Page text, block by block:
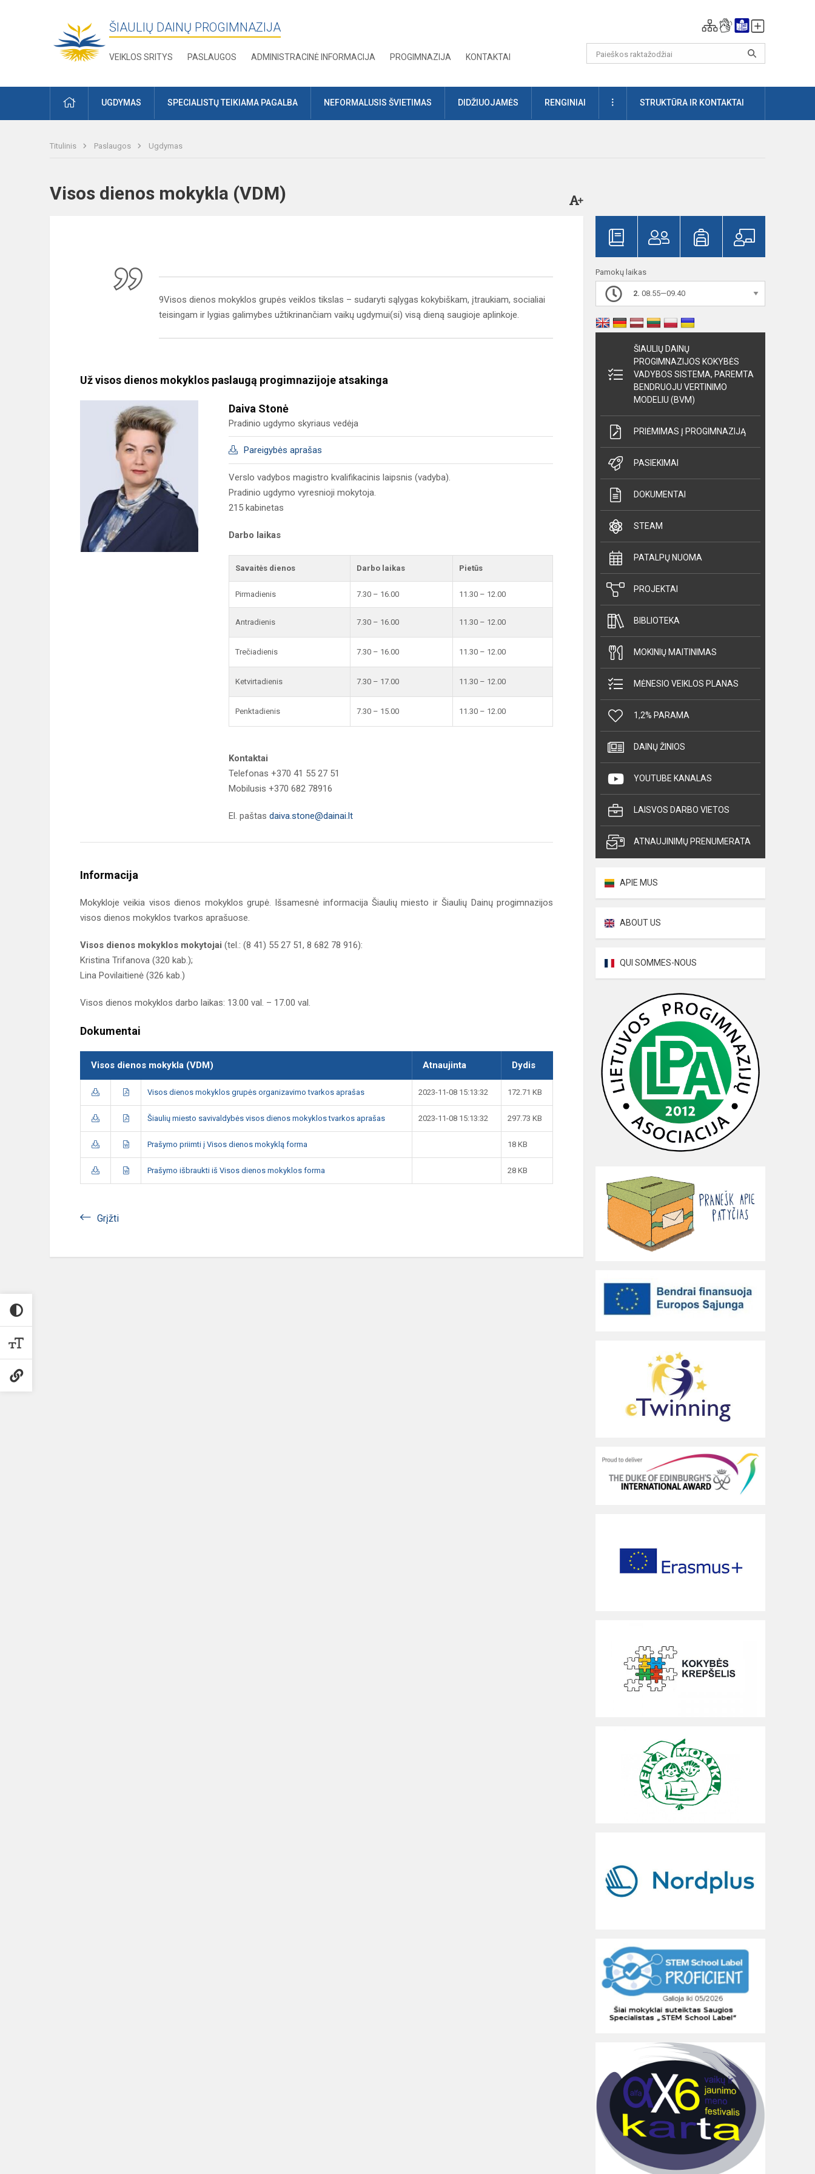
ŠIAULIŲ DAINŲ PROGIMNAZIJA
VEIKLOS SRITYS PASLAUGOS ADMINISTRACINĖ INFORMACIJA PROGIMNAZIJA KONTAKTAI
PRADŽIAUGDYMAS SPECIALISTŲ TEIKIAMA PAGALBA NEFORMALUSIS ŠVIETIMAS DIDŽIUOJAMĖS RENGINIAI DAUGIAUSTRUKTŪRA IR KONTAKTAI
Titulinis Paslaugos Ugdymas
Visos dienos mokykla (VDM)
9Visos dienos mokyklos grupės veiklos tikslas – sudaryti sąlygas kokybiškam, įtraukiam, socialiai
teisingam ir lygias galimybes užtikrinančiam vaikų ugdymui(si) visą dieną saugioje aplinkoje.
Už visos dienos mokyklos paslaugą progimnazijoje atsakinga
Daiva Stonė
Pradinio ugdymo skyriaus vedėja
Pareigybės aprašas
Verslo vadybos magistro kvalifikacinis laipsnis (vadyba).
Pradinio ugdymo vyresnioji mokytoja.
215 kabinetas
Darbo laikas
Savaitės dienos Darbo laikas Pietūs
Pirmadienis 7.30 – 16.00 11.30 – 12.00
Antradienis 7.30 – 16.00 11.30 – 12.00
Trečiadienis 7.30 – 16.00 11.30 – 12.00
Ketvirtadienis 7.30 – 17.00 11.30 – 12.00
Penktadienis 7.30 – 15.00 11.30 – 12.00
Kontaktai
Telefonas +370 41 55 27 51
Mobilusis +370 682 78916
El. paštas daiva.stone@dainai.lt
Informacija
Mokykloje veikia visos dienos mokyklos grupė. Išsamesnė informacija Šiaulių miesto ir Šiaulių Dainų progimnazijos
visos dienos mokyklos tvarkos aprašuose.
Visos dienos mokyklos mokytojai (tel.: (8 41) 55 27 51, 8 682 78 916):
Kristina Trifanova (320 kab.);
Lina Povilaitienė (326 kab.)
Visos dienos mokyklos darbo laikas: 13.00 val. – 17.00 val.
Dokumentai
Visos dienos mokykla (VDM) Atnaujinta Dydis
Visos dienos mokyklos grupės organizavimo tvarkos aprašas 2023-11-08 15:13:32 172.71 KB
Šiaulių miesto savivaldybės visos dienos mokyklos tvarkos aprašas 2023-11-08 15:13:32 297.73 KB
Prašymo priimti į Visos dienos mokyklą forma 18 KB
Prašymo išbraukti iš Visos dienos mokyklos forma 28 KB
Grįžti
Pamokų laikas
2. 08.55—09.40
ŠIAULIŲ DAINŲ
PROGIMNAZIJOS KOKYBĖS
VADYBOS SISTEMA, PAREMTA
BENDRUOJU VERTINIMO
MODELIU (BVM)
PRIĖMIMAS Į PROGIMNAZIJĄ
PASIEKIMAI
DOKUMENTAI
STEAM
PATALPŲ NUOMA
PROJEKTAI
BIBLIOTEKA
MOKINIŲ MAITINIMAS
MĖNESIO VEIKLOS PLANAS
1,2% PARAMA
DAINŲ ŽINIOS
YOUTUBE KANALAS
LAISVOS DARBO VIETOS
ATNAUJINIMŲ PRENUMERATA
APIE MUS
ABOUT US
QUI SOMMES-NOUS